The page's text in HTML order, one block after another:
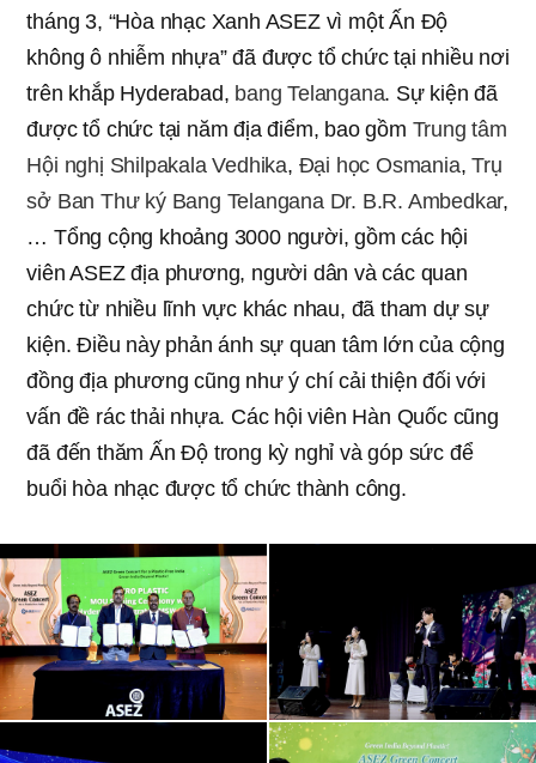
tháng 3, “Hòa nhạc Xanh ASEZ vì một Ấn Độ
không ô nhiễm nhựa” đã được tổ chức tại nhiều nơi
trên khắp Hyderabad, bang Telangana. Sự kiện đã
được tổ chức tại năm địa điểm, bao gồm Trung tâm
Hội nghị Shilpakala Vedhika, Đại học Osmania,Trụ
sở Ban Thư ký Bang Telangana Dr. B.R. Ambedkar,
… Tổng cộng khoảng 3000 người, gồm các hội
viên ASEZ địa phương, người dân và các quan
chức từ nhiều lĩnh vực khác nhau, đã tham dự sự
kiện. Điều này phản ánh sự quan tâm lớn của cộng
đồng địa phương cũng như ý chí cải thiện đối với
vấn đề rác thải nhựa. Các hội viên Hàn Quốc cũng
đã đến thăm Ấn Độ trong kỳ nghỉ và góp sức để
buổi hòa nhạc được tổ chức thành công.